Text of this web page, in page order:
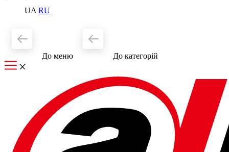
UA RU
До меню До категорiй